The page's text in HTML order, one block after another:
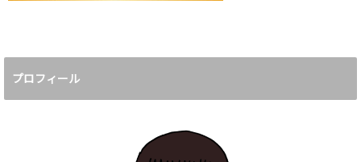
プロフィール